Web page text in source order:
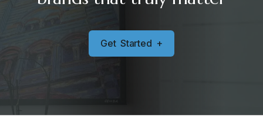
Get Started +